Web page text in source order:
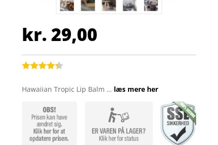
kr. 29,00
ud af 5
kundebedø
mmelser
Hawaiian Tropic Lip Balm … læs mere her